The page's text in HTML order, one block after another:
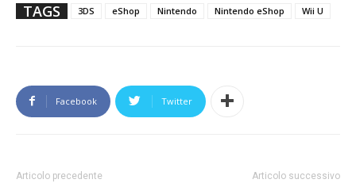
TAGS 3DS eShop Nintendo Nintendo eShop Wii U
Facebook Twitter
Articolo precedente Articolo successivo